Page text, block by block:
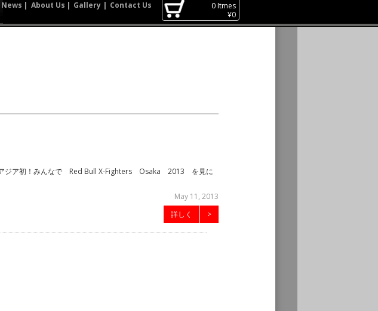
News About Us Gallery Contact Us
0Itmes
¥0
アジア初！みんなで Red Bull X-Fighters Osaka 2013 を見に
May 11, 2013
詳しく
>